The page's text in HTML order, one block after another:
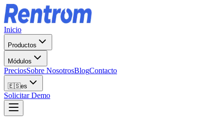
Inicio
Productos
Módulos
PreciosSobre NosotrosBlogContacto
🇪🇸es
Solicitar Demo